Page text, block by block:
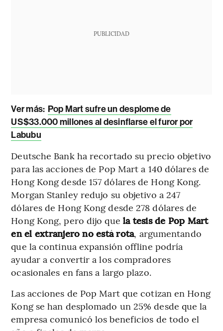
PUBLICIDAD
Ver más: Pop Mart sufre un desplome de
US$33.000 millones al desinflarse el furor por
Labubu
Deutsche Bank ha recortado su precio objetivo
para las acciones de Pop Mart a 140 dólares de
Hong Kong desde 157 dólares de Hong Kong.
Morgan Stanley redujo su objetivo a 247
dólares de Hong Kong desde 278 dólares de
Hong Kong, pero dijo que la tesis de Pop Mart
en el extranjero no está rota, argumentando
que la continua expansión offline podría
ayudar a convertir a los compradores
ocasionales en fans a largo plazo.
Las acciones de Pop Mart que cotizan en Hong
Kong se han desplomado un 25% desde que la
empresa comunicó los beneficios de todo el